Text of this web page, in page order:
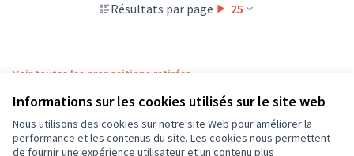
Informations sur les cookies utilisés sur le site web
Nous utilisons des cookies sur notre site Web pour améliorer la
performance et les contenus du site. Les cookies nous permettent
de fournir une expérience utilisateur et un contenu plus
Résultats par page : 25
Voir toutes les propositions retirées
Conditions d'utilisation
Paramètres des cookies